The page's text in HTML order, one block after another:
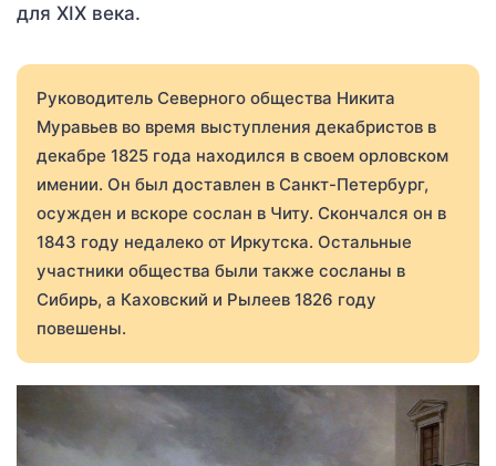
для XIX века.
Руководитель Северного общества Никита
Муравьев во время выступления декабристов в
декабре 1825 года находился в своем орловском
имении. Он был доставлен в Санкт-Петербург,
осужден и вскоре сослан в Читу. Скончался он в
1843 году недалеко от Иркутска. Остальные
участники общества были также сосланы в
Сибирь, а Каховский и Рылеев 1826 году
повешены.